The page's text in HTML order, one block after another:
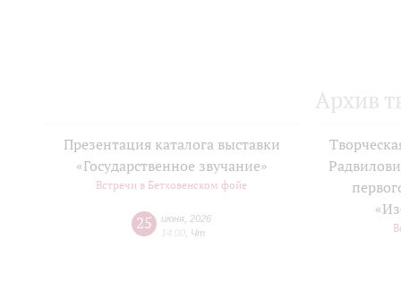
Архив
Презентация каталога выставки
«Государственное звучание»
Встречи в Бетховенском фойе
25 июня 2026
14:00 Чт